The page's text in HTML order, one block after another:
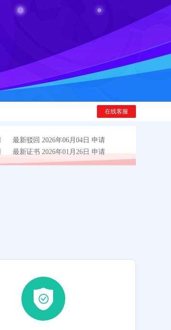
在线客服
最新驳回 2026年06月04日 申请
最新证书 2026年01月26日 申请